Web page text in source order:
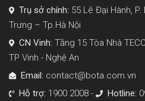
Trụ sở chính: 55 Lê Đại Hành,
Trưng – Tp.Hà Nội
CN Vinh: Tầng 15 Tòa Nhà
TP Vinh - Nghệ An
Email: contact@bota.com.vn
Hỗ trợ: 1900 2008 - Hotline: